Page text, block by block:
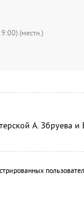
(местн.)
А. Збруева и